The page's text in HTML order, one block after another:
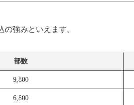
強みといえます。
部数
9,800
6,800